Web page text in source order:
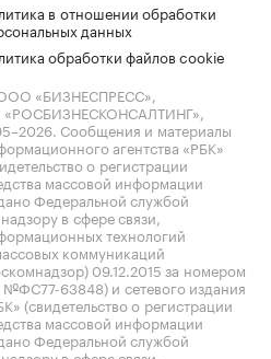
в отношении обработки
данных
обработки файлов cookie
«БИЗНЕСПРЕСС»,
. Сообщения и материалы
агентства «РБК»
о регистрации
массовой информации
Федеральной службой
в сфере связи,
технологий
коммуникаций
09.12.2015 за номером
63848) и сетевого издания
(свидетельство о регистрации
массовой информации
Федеральной службой